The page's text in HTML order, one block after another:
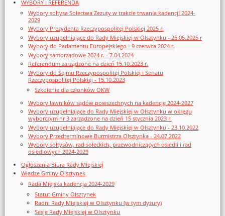
WYBORY I REFERENDA
Wybory sołtysa Sołectwa Zezuty w trakcie trwania kadencji 2024-
2029
Wybory Prezydenta Rzeczypospolitej Polskiej 2025 r.
Wybory uzupełniające do Rady Miejskiej w Olsztynku - 25.05.2025 r
Wybory do Parlamentu Europejskiego - 9 czerwca 2024 r.
Wybory samorządowe 2024 r. - 7.04.2024
Referendum zarządzone na dzień 15.10.2023 r.
Wybory do Sejmu Rzeczypospolitej Polskiej i Senatu
Rzeczypospolitej Polskiej - 15.10.2023
Szkolenie dla członków OKW
Wybory ławników sądów powszechnych na kadencję 2024-2027
Wybory uzupełniające do Rady Miejskiej w Olsztynku w okręgu
wyborczym nr 3 zarządzone na dzień 15 stycznia 2023 r.
Wybory uzupełniające do Rady Miejskiej w Olsztynku - 23.10.2022
Wybory Przedterminowe Burmistrza Olsztynka - 24.07.2022
Wybory sołtysów, rad sołeckich, przewodniczących osiedli i rad
osiedlowych 2024-2029
Ogłoszenia Biura Rady Miejskiej
Władze Gminy Olsztynek
Rada Miejska kadencja 2024-2029
Statut Gminy Olsztynek
Radni Rady Miejskiej w Olsztynku (w tym dyżury)
Sesje Rady Miejskiej w Olsztynku